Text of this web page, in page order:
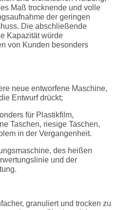
Maß trocknende und volle
der geringen
Die abschließende
Kapazität würde
von Kunden besonders
neue entworfene Maschine,
Entwurf drückt;
für Plastikfilm,
Taschen, riesige Taschen,
in der Vergangenheit.
des heißen
und der
granuliert und trocken zu